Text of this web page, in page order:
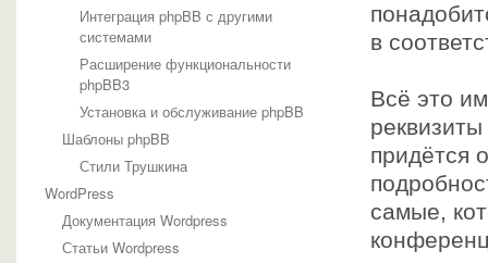
Интеграция phpBB с другими
системами
Расширение функциональности
phpBB3
Установка и обслуживание phpBB
Шаблоны phpBB
Стили Трушкина
WordPress
Документация Wordpress
Статьи Wordpress
в
Всё это
придётся
самые,